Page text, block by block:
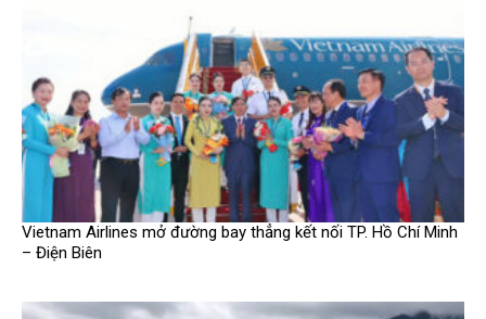
Vietnam Airlines mở đường bay thẳng kết nối TP. Hồ Chí Minh
– Điện Biên